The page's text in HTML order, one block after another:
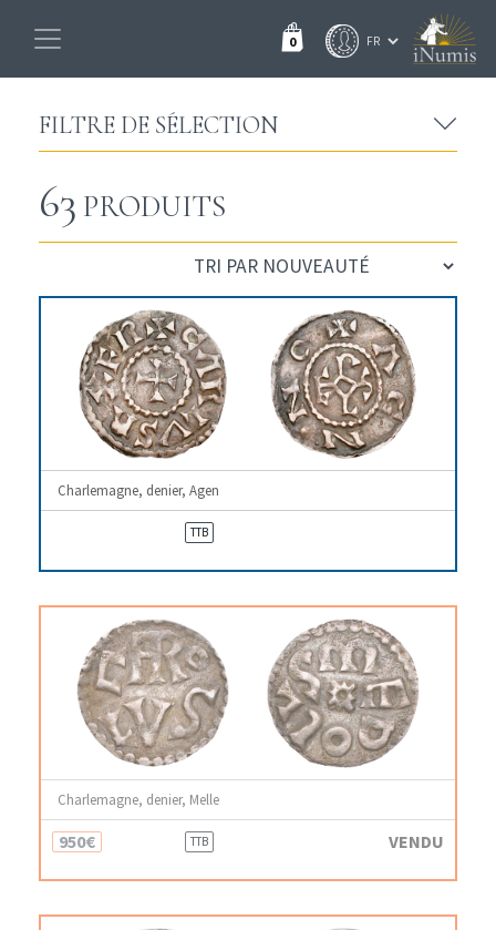
0
FILTRE DE SÉLECTION
63 PRODUITS
Charlemagne, denier, Agen
TTB
Charlemagne, denier, Melle
950€ TTB VENDU